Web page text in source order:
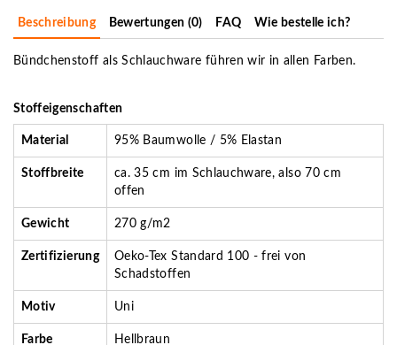
Beschreibung Bewertungen (0) FAQ Wie bestelle ich?
Bündchenstoff als Schlauchware führen wir in allen Farben.
Stoffeigenschaften
Material 95% Baumwolle / 5% Elastan
Stoffbreite
ca. 35 cm im Schlauchware, also 70 cm
offen
Gewicht 270 g/m2
Zertifizierung
Oeko-Tex Standard 100 - frei von
Schadstoffen
Motiv Uni
Farbe Hellbraun